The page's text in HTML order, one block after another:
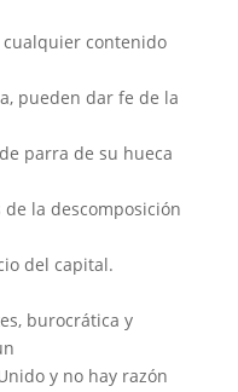
contenido
pueden dar fe de la
parra de su hueca
la descomposición
del capital.
burocrática y
y no hay razón